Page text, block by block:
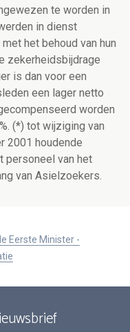
te worden in
in dienst
het behoud van hun
zekerheidsbijdrage
is dan voor een
een lager netto
worden
(*) tot wijziging van
2001 houdende
personeel van het
van Asielzoekers.
Eerste Minister -